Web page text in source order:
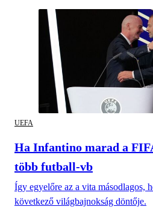
UEFA
Ha Infantino marad a
több futball-vb
Így egyelőre az a vita másodlagos,
következő világbajnokság döntője.